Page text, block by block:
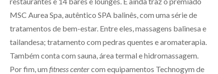
MSC Aurea Spa, autêntico SPA balinês, com uma série de
tratamentos de bem-estar. Entre eles, massagens balinesa e
tailandesa; tratamento com pedras quentes e aromaterapia.
Também conta com sauna, área termal e hidromassagem.
Por fim, um fitness centercom equipamentos Technogym de